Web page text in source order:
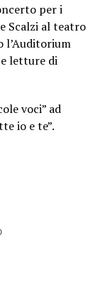
per i
Scalzi al teatro
l’Auditorium
e letture di
voci” ad
io e te”.